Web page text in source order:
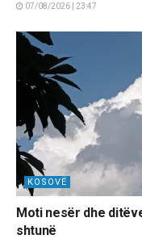
07/08/2026 | 23:47
KOSOVË
Moti nesër dhe
shtunë